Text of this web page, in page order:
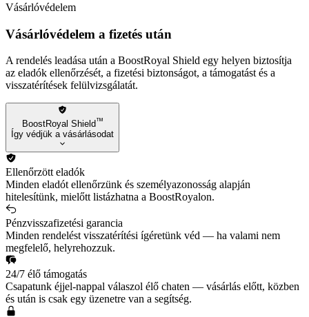
Vásárlóvédelem
Vásárlóvédelem a fizetés után
A rendelés leadása után a BoostRoyal Shield egy helyen biztosítja
az eladók ellenőrzését, a fizetési biztonságot, a támogatást és a
visszatérítések felülvizsgálatát.
BoostRoyal Shield™
Így védjük a vásárlásodat
Ellenőrzött eladók
Minden eladót ellenőrzünk és személyazonosság alapján
hitelesítünk, mielőtt listázhatna a BoostRoyalon.
Pénzvisszafizetési garancia
Minden rendelést visszatérítési ígéretünk véd — ha valami nem
megfelelő, helyrehozzuk.
24/7 élő támogatás
Csapatunk éjjel-nappal válaszol élő chaten — vásárlás előtt, közben
és után is csak egy üzenetre van a segítség.